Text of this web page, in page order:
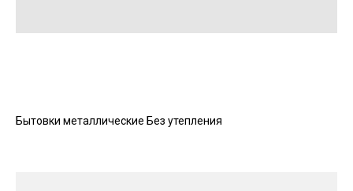
Бытовки металлические Без утепления